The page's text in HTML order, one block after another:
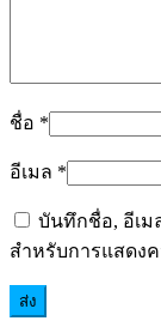
ชื่อ *
อีเมล *
บันทึกชื่อ, อีเม
สำหรับการแสดง